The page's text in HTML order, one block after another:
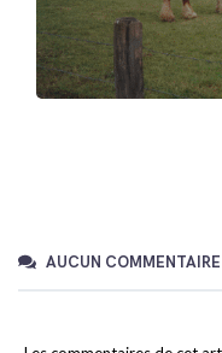
AUCUN COMMENTAIRE